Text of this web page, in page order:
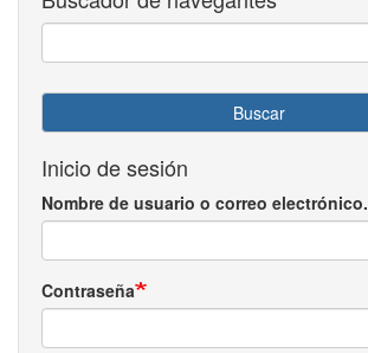
Buscar
Inicio de sesión
Nombre de usuario o correo electrónico.
Contraseña